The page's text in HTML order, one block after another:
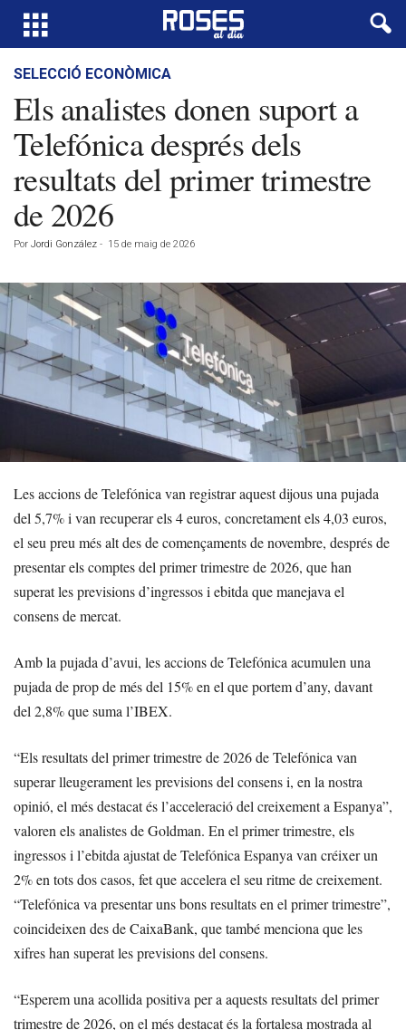
SELECCIÓ ECONÒMICA
Els analistes donen suport a
Telefónica després dels
resultats del primer trimestre
de 2026
Por Jordi González - 15 de maig de 2026
Les accions de Telefónica van registrar aquest dijous una pujada
del 5,7% i van recuperar els 4 euros, concretament els 4,03 euros,
el seu preu més alt des de començaments de novembre, després de
presentar els comptes del primer trimestre de 2026, que han
superat les previsions d’ingressos i ebitda que manejava el
consens de mercat.
Amb la pujada d’avui, les accions de Telefónica acumulen una
pujada de prop de més del 15% en el que portem d’any, davant
del 2,8% que suma l’IBEX.
“Els resultats del primer trimestre de 2026 de Telefónica van
superar lleugerament les previsions del consens i, en la nostra
opinió, el més destacat és l’acceleració del creixement a Espanya”,
valoren els analistes de Goldman. En el primer trimestre, els
ingressos i l’ebitda ajustat de Telefónica Espanya van créixer un
2% en tots dos casos, fet que accelera el seu ritme de creixement.
“Telefónica va presentar uns bons resultats en el primer trimestre”,
coincideixen des de CaixaBank, que també menciona que les
xifres han superat les previsions del consens.
“Esperem una acollida positiva per a aquests resultats del primer
trimestre de 2026, on el més destacat és la fortalesa mostrada al